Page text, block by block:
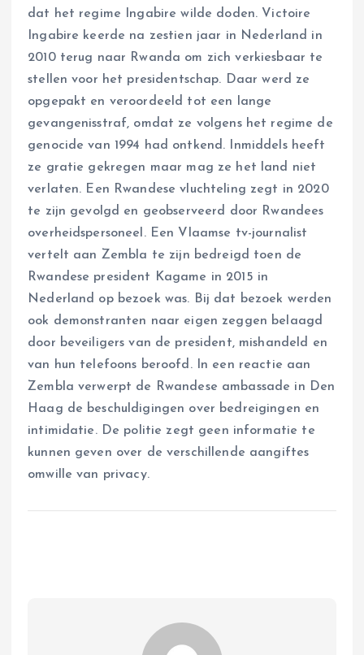
dat het regime Ingabire wilde doden. Victoire
Ingabire keerde na zestien jaar in Nederland in
2010 terug naar Rwanda om zich verkiesbaar te
stellen voor het presidentschap. Daar werd ze
opgepakt en veroordeeld tot een lange
gevangenisstraf, omdat ze volgens het regime de
genocide van 1994 had ontkend. Inmiddels heeft
ze gratie gekregen maar mag ze het land niet
verlaten. Een Rwandese vluchteling zegt in 2020
te zijn gevolgd en geobserveerd door Rwandees
overheidspersoneel. Een Vlaamse tv-journalist
vertelt aan Zembla te zijn bedreigd toen de
Rwandese president Kagame in 2015 in
Nederland op bezoek was. Bij dat bezoek werden
ook demonstranten naar eigen zeggen belaagd
door beveiligers van de president, mishandeld en
van hun telefoons beroofd. In een reactie aan
Zembla verwerpt de Rwandese ambassade in Den
Haag de beschuldigingen over bedreigingen en
intimidatie. De politie zegt geen informatie te
kunnen geven over de verschillende aangiftes
omwille van privacy.